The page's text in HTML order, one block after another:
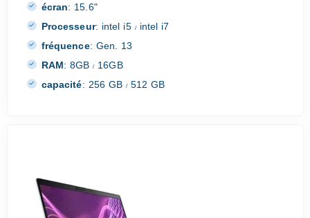
écran: 15.6"
Processeur: intel i5 /intel i7
fréquence: Gen. 13
RAM: 8GB/ 16GB
capacité: 256 GB / 512 GB